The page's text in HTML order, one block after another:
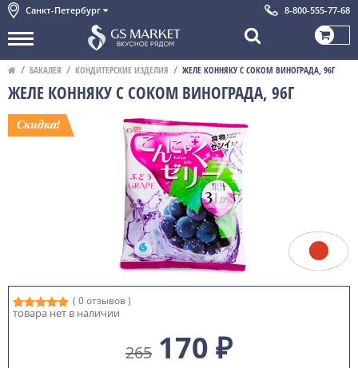
Санкт-Петербург 8-800-555-77-68
БАКАЛЕЯ КОНДИТЕРСКИЕ ИЗДЕЛИЯ ЖЕЛЕ КОННЯКУ С СОКОМ ВИНОГРАДА, 96Г
ЖЕЛЕ КОННЯКУ С СОКОМ ВИНОГРАДА, 96Г
( 0 отзывов )
товара нет в наличии
265 170 ₽